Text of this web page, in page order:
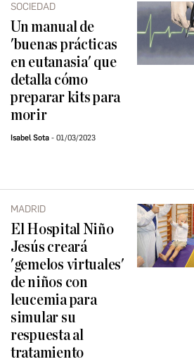
SOCIEDAD
Un manual de
'buenas prácticas
en eutanasia' que
detalla cómo
preparar kits para
morir
Isabel Sota 01/03/2023
MADRID
El Hospital Niño
Jesús creará
'gemelos virtuales'
de niños con
leucemia para
simular su
respuesta al
tratamiento